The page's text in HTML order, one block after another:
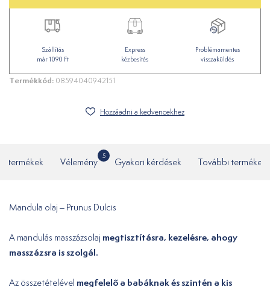
Szállítás
már 1090 Ft
Express
kézbesítés
Problémamentes
visszaküldés
Termékkód: 08594040942151
Hozzáadni a kedvencekhez
termékek Vélemény
5
Gyakori kérdések További termékek
Mandula olaj – Prunus Dulcis
A mandulás masszázsolaj megtisztításra, kezelésre, ahogy
masszázsra is szolgál.
Az összetételével megfelelő a babáknak és szintén a kis